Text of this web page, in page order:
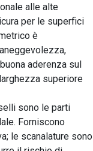
alle alte
per le superfici
è
aderenza sul
superiore
sono le parti
Forniscono
le scanalature sono